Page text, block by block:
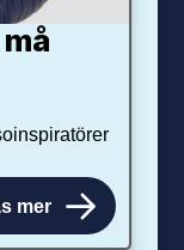
mer